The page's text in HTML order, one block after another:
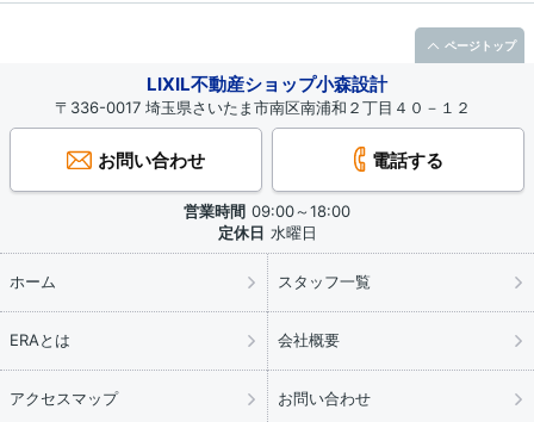
LIXIL不動産ショップ小森設計
〒336-0017 埼玉県さいたま市南区南浦和２丁目４０－１２
お問い合わせ 電話する
営業時間 09:00～18:00
定休日 水曜日
ホーム スタッフ一覧
ERAとは 会社概要
アクセスマップ お問い合わせ
ページトップ